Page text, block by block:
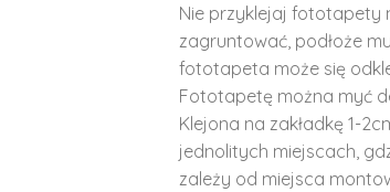
Nie przyklejaj fototapety
zagruntować, podłoże
fototapeta może się
Fototapetę można myć
Klejona na zakładkę 1-
jednolitych miejscach,
zależy od miejsca